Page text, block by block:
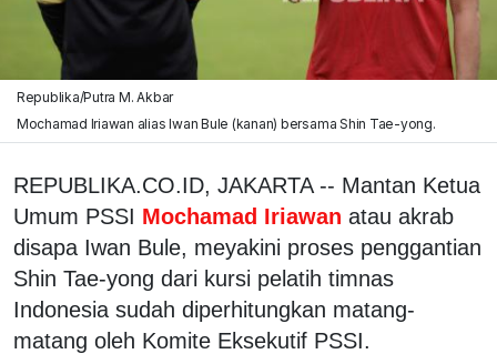
Republika/Putra M. Akbar
Mochamad Iriawan alias Iwan Bule (kanan) bersama Shin Tae-yong.
REPUBLIKA.CO.ID, JAKARTA -- Mantan Ketua
Umum PSSI Mochamad Iriawan atau akrab
disapa Iwan Bule, meyakini proses penggantian
Shin Tae-yong dari kursi pelatih timnas
Indonesia sudah diperhitungkan matang-
matang oleh Komite Eksekutif PSSI.